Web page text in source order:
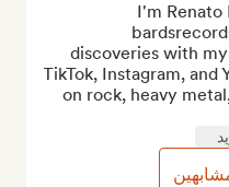
I'm Renato
discoveries with
TikTok, Instagram, and
on rock, heavy